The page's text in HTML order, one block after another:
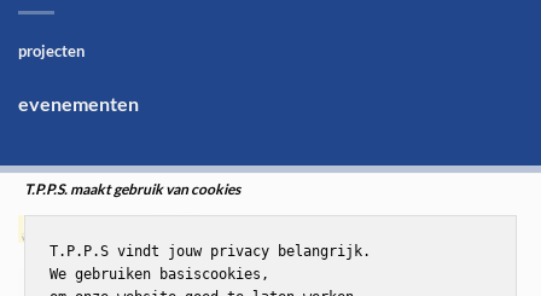
projecten
evenementen
T.P.P.S. maakt gebruik van cookies
T.P.P.S vindt jouw privacy belangrijk.
We gebruiken basiscookies,